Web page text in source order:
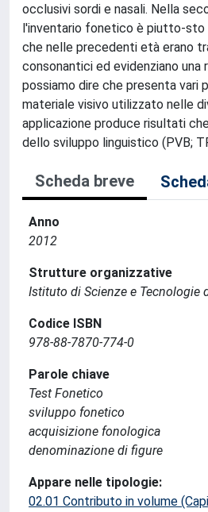
occlusivi sordi e nasali. Nella
l'inventario fonetico è piutto-sto
che nelle precedenti età erano
consonantici ed evidenziano
possiamo dire che presenta vari
materiale visivo utilizzato nelle
applicazione produce risultati
dello sviluppo linguistico (PVB;
Scheda breve
Anno
2012
Strutture organizzative
Istituto di Scienze e Tecnologie
Codice ISBN
978-88-7870-774-0
Parole chiave
Test Fonetico
sviluppo fonetico
acquisizione fonologica
denominazione di figure
Appare nelle tipologie:
02.01 Contributo in volume